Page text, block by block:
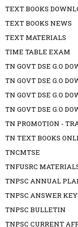
TEXT BOOKS
TEXT BOOKS NEWS
TEXT MATERIALS
TIME TABLE EXAM
TN GOVT DSE G.O
TN GOVT DSE G.O
TN GOVT DSE G.O
TN GOVT DSE G.O
TN PROMOTION -
TN TEXT BOOKS
TNCMTSE
TNFUSRC
TNPSC ANNUAL
TNPSC ANSWER KEY
TNPSC BULLETIN
TNPSC CURRENT